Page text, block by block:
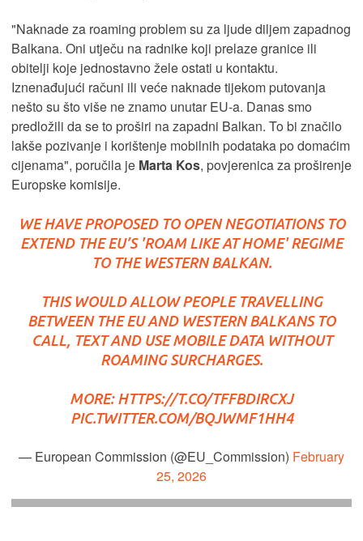
"Naknade za roaming problem su za ljude diljem zapadnog
Balkana. Oni utječu na radnike koji prelaze granice ili
obitelji koje jednostavno žele ostati u kontaktu.
Iznenađujući računi ili veće naknade tijekom putovanja
nešto su što više ne znamo unutar EU-a. Danas smo
predložili da se to proširi na zapadni Balkan. To bi značilo
lakše pozivanje i korištenje mobilnih podataka po domaćim
cijenama", poručila je Marta Kos, povjerenica za proširenje
Europske komisije.
WE HAVE PROPOSED TO OPEN NEGOTIATIONS TO
EXTEND THE EU’S 'ROAM LIKE AT HOME' REGIME
TO THE WESTERN BALKAN.
THIS WOULD ALLOW PEOPLE TRAVELLING
BETWEEN THE EU AND WESTERN BALKANS TO
CALL, TEXT AND USE MOBILE DATA WITHOUT
ROAMING SURCHARGES.
MORE: HTTPS://T.CO/TFFBDIRCXJ
PIC.TWITTER.COM/BQJWMF1HH4
— European Commission (@EU_Commission) February
25, 2026